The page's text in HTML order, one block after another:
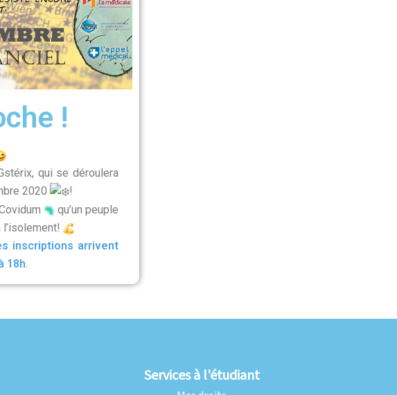
!
qui se déroulera
2020
!
qu’un peuple
inscriptions arrivent
18h
Services à l'étudiant